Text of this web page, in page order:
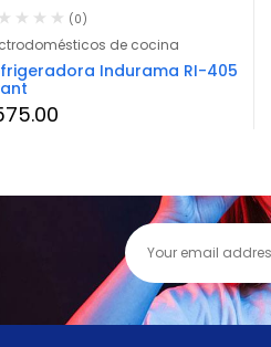
(0)
de cocina
Indurama RI-405